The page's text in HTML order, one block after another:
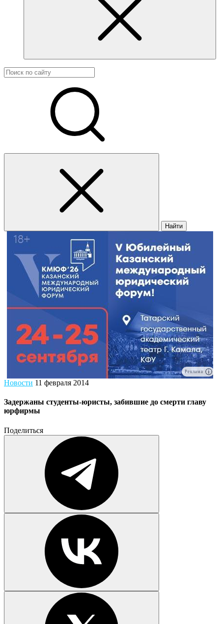
Найти
Реклама
Новости 11 февраля 2014
Задержаны студенты-юристы, забившие до смерти главу
юрфирмы
Поделиться